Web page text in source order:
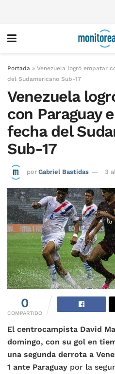
Portada » Venezuela logró empatar
del Sudamericano Sub-17
Venezuela
con Paraguay
fecha del
Sub-17
por Gabriel Bastidas 3
0
COMPARTIDO
El centrocampista David
domingo, con su gol en
una segunda derrota a
1 ante Paraguay por la